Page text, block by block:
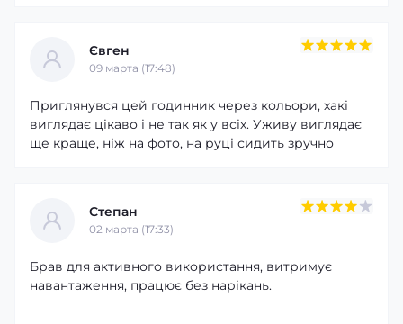
Євген
09 марта (17:48)
Приглянувся цей годинник через кольори, хакі
виглядає цікаво і не так як у всіх. Уживу виглядає
ще краще, ніж на фото, на руці сидить зручно
Степан
02 марта (17:33)
Брав для активного використання, витримує
навантаження, працює без нарікань.